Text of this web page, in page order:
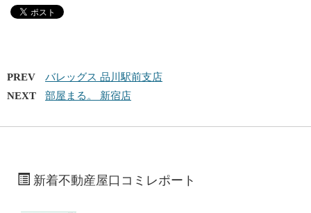
PREV
バレッグス 品川駅前支店
NEXT
部屋まる。 新宿店
新着不動産屋口コミレポート